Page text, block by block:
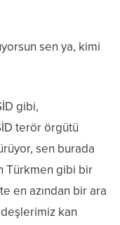
sen ya, kimi
gibi,
terör örgütü
sen burada
Türkmen gibi bir
en azından bir ara
kan